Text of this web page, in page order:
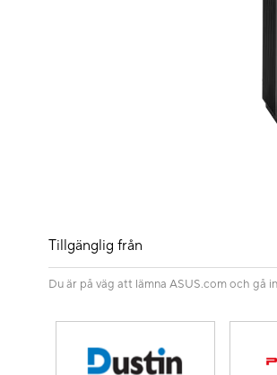
Tillgänglig från
Du är på väg att lämna ASUS.com och gå